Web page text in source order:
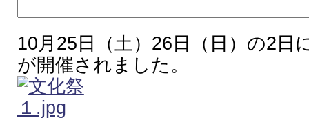
10月25日（土）26日（日）の2日
が開催されました。